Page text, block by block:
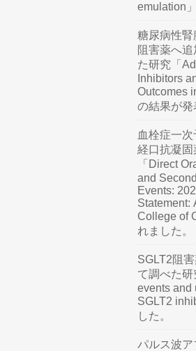
emulation
糖尿病性腎
阻害薬へ
た研究「
Inhibitors
Outcomes
の結果が発
血栓症一
経口抗凝
「Direct
and
Events:
Statement:
College of
れました。
SGLT2阻
て調べた
events and
SGLT2
した。
パルス波